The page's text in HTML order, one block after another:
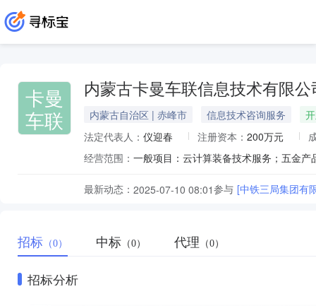
卡曼
车联
内蒙古卡曼车联信息技术有限公
内蒙古自治区 | 赤峰市 信息技术咨询服务
法定代表人： 仪迎春 注册资本： 200万元
经营范围：
最新动态： 2025-07-10 08:01参与 [中铁三局集团有
招标 （0） 中标 （0） 代理 （0）
招标分析